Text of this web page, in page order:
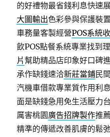
的好禮物最省錢利息快速
大圖輸出色彩參與保護裝
車務量客製經營POS系統
飲POS點餐系統專業找到
片 幫助精品店印象好口碑
承作缺錢速洽新莊當鋪民
汽機車借款專業質作用利
面是缺錢急用免生活壓力
厲害桃園廣告招牌製作推
精準的傳遞改善肌膚的鬆